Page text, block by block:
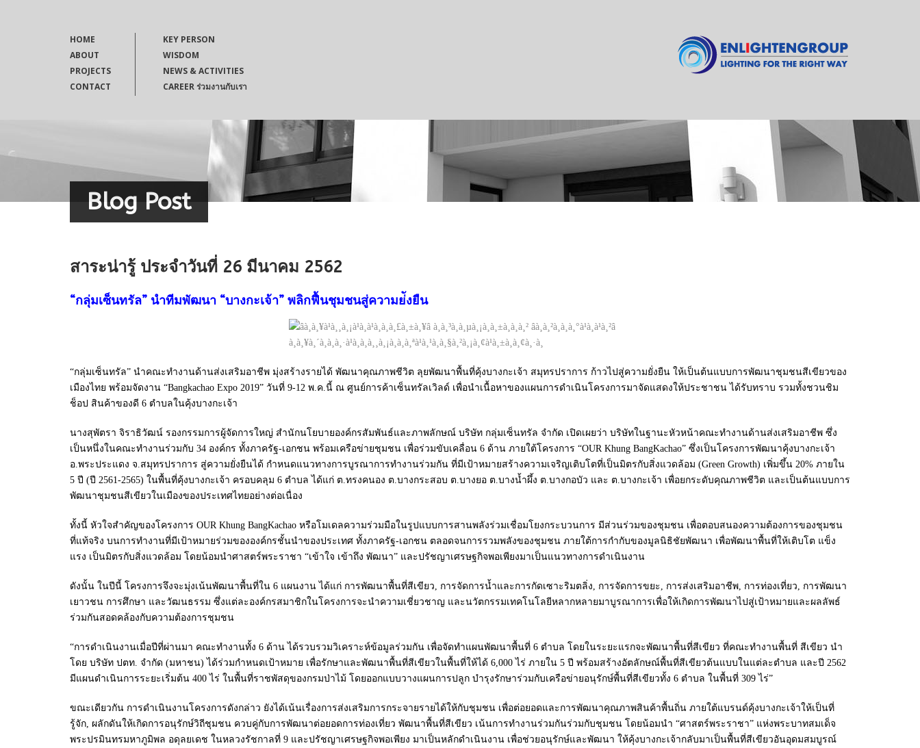
HOME
ABOUT
PROJECTS
CONTACT
KEY PERSON
WISDOM
NEWS & ACTIVITIES
CAREER ร่วมงานกับเรา
Blog Post
สาระน่ารู้ ประจำวันที่ 26 มีนาคม 2562
“กลุ่มเซ็นทรัล” นำทีมพัฒนา “บางกะเจ้า” พลิกฟื้นชุมชนสู่ความย่ังยืน
“กลุ่มเซ็นทรัล” นำคณะทำงานด้านส่งเสริมอาชีพ มุ่งสร้างรายได้ พัฒนาคุณภาพชีวิต ลุยพัฒนาพื้นที่คุ้งบางกะเจ้า สมุทรปราการ ก้าวไปสู่ความยั่งยืน ให้เป็นต้นแบบการพัฒนาชุมชนสีเขียวของ
เมืองไทย พร้อมจัดงาน “Bangkachao Expo 2019” วันที่ 9-12 พ.ค.นี้ ณ ศูนย์การค้าเซ็นทรัลเวิลด์ เพื่อนำเนื้อหาของแผนการดำเนินโครงการมาจัดแสดงให้ประชาชน ได้รับทราบ รวมทั้งชวนชิม
ช็อป สินค้าของดี 6 ตำบลในคุ้งบางกะเจ้า
นางสุพัตรา จิราธิวัฒน์ รองกรรมการผู้จัดการใหญ่ สำนักนโยบายองค์กรสัมพันธ์และภาพลักษณ์ บริษัท กลุ่มเซ็นทรัล จำกัด เปิดเผยว่า บริษัทในฐานะหัวหน้าคณะทำงานด้านส่งเสริมอาชีพ ซึ่ง
เป็นหนึ่งในคณะทำงานร่วมกับ 34 องค์กร ทั้งภาครัฐ-เอกชน พร้อมเครือข่ายชุมชน เพื่อร่วมขับเคลื่อน 6 ด้าน ภายใต้โครงการ “OUR Khung BangKachao” ซึ่งเป็นโครงการพัฒนาคุ้งบางกะเจ้า
อ.พระประแดง จ.สมุทรปราการ สู่ความยั่งยืนได้ กำหนดแนวทางการบูรณาการทำงานร่วมกัน ที่มีเป้าหมายสร้างความเจริญเติบโตที่เป็นมิตรกับสิ่งแวดล้อม (Green Growth) เพิ่มขึ้น 20% ภายใน
5 ปี (ปี 2561-2565) ในพื้นที่คุ้งบางกะเจ้า ครอบคลุม 6 ตำบล ได้แก่ ต.ทรงคนอง ต.บางกระสอบ ต.บางยอ ต.บางน้ำผึ้ง ต.บางกอบัว และ ต.บางกะเจ้า เพื่อยกระดับคุณภาพชีวิต และเป็นต้นแบบการ
พัฒนาชุมชนสีเขียวในเมืองของประเทศไทยอย่างต่อเนื่อง
ทั้งนี้ หัวใจสำคัญของโครงการ OUR Khung BangKachao หรือโมเดลความร่วมมือในรูปแบบการสานพลังร่วมเชื่อมโยงกระบวนการ มีส่วนร่วมของชุมชน เพื่อตอบสนองความต้องการของชุมชน
ที่แท้จริง บนการทำงานที่มีเป้าหมายร่วมขององค์กรชั้นนำของประเทศ ทั้งภาครัฐ-เอกชน ตลอดจนการรวมพลังของชุมชน ภายใต้การกำกับของมูลนิธิชัยพัฒนา เพื่อพัฒนาพื้นที่ให้เติบโต แข็ง
แรง เป็นมิตรกับสิ่งแวดล้อม โดยน้อมนำศาสตร์พระราชา “เข้าใจ เข้าถึง พัฒนา” และปรัชญาเศรษฐกิจพอเพียงมาเป็นแนวทางการดำเนินงาน
ดังนั้น ในปีนี้ โครงการจึงจะมุ่งเน้นพัฒนาพื้นที่ใน 6 แผนงาน ได้แก่ การพัฒนาพื้นที่สีเขียว, การจัดการน้ำและการกัดเซาะริมตลิ่ง, การจัดการขยะ, การส่งเสริมอาชีพ, การท่องเที่ยว, การพัฒนา
เยาวชน การศึกษา และวัฒนธรรม ซึ่งแต่ละองค์กรสมาชิกในโครงการจะนำความเชี่ยวชาญ และนวัตกรรมเทคโนโลยีหลากหลายมาบูรณาการเพื่อให้เกิดการพัฒนาไปสู่เป้าหมายและผลลัพธ์
ร่วมกันสอดคล้องกับความต้องการชุมชน
“การดำเนินงานเมื่อปีที่ผ่านมา คณะทำงานทั้ง 6 ด้าน ได้รวบรวมวิเคราะห์ข้อมูลร่วมกัน เพื่อจัดทำแผนพัฒนาพื้นที่ 6 ตำบล โดยในระยะแรกจะพัฒนาพื้นที่สีเขียว ที่คณะทำงานพื้นที่ สีเขียว นำ
โดย บริษัท ปตท. จำกัด (มหาชน) ได้ร่วมกำหนดเป้าหมาย เพื่อรักษาและพัฒนาพื้นที่สีเขียวในพื้นที่ให้ได้ 6,000 ไร่ ภายใน 5 ปี พร้อมสร้างอัตลักษณ์พื้นที่สีเขียวต้นแบบในแต่ละตำบล และปี 2562
มีแผนดำเนินการระยะเริ่มต้น 400 ไร่ ในพื้นที่ราชพัสดุของกรมป่าไม้ โดยออกแบบวางแผนการปลูก บำรุงรักษาร่วมกับเครือข่ายอนุรักษ์พื้นที่สีเขียวทั้ง 6 ตำบล ในพื้นที่ 309 ไร่”
ขณะเดียวกัน การดำเนินงานโครงการดังกล่าว ยังได้เน้นเรื่องการส่งเสริมการกระจายรายได้ให้กับชุมชน เพื่อต่อยอดและการพัฒนาคุณภาพสินค้าพื้นถิ่น ภายใต้แบรนด์คุ้งบางกะเจ้าให้เป็นที่
รู้จัก, ผลักดันให้เกิดการอนุรักษ์วิถีชุมชน ควบคู่กับการพัฒนาต่อยอดการท่องเที่ยว พัฒนาพื้นที่สีเขียว เน้นการทำงานร่วมกันร่วมกับชุมชน โดยน้อมนำ “ศาสตร์พระราชา” แห่งพระบาทสมเด็จ
พระปรมินทรมหาภูมิพล อดุลยเดช ในหลวงรัชกาลที่ 9 และปรัชญาเศรษฐกิจพอเพียง มาเป็นหลักดำเนินงาน เพื่อช่วยอนุรักษ์และพัฒนา ให้คุ้งบางกะเจ้ากลับมาเป็นพื้นที่สีเขียวอันอุดมสมบูรณ์